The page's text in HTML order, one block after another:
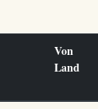
Von
Land